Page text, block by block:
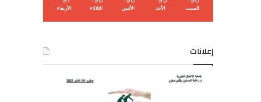
السبت الأحد الأثنين الثلاثاء الأربعاء
إعلانات